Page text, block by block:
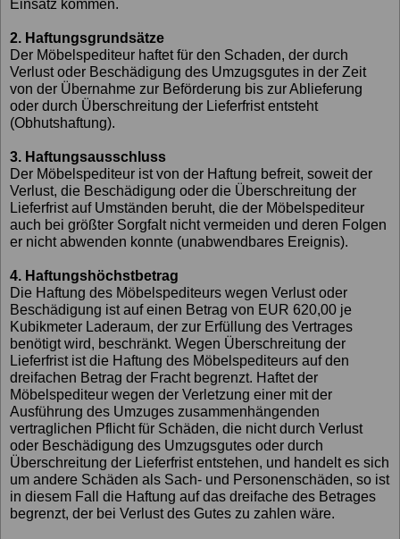
Einsatz kommen.
2. Haftungsgrundsätze
Der Möbelspediteur haftet für den Schaden, der durch
Verlust oder Beschädigung des Umzugsgutes in der Zeit
von der Übernahme zur Beförderung bis zur Ablieferung
oder durch Überschreitung der Lieferfrist entsteht
(Obhutshaftung).
3. Haftungsausschluss
Der Möbelspediteur ist von der Haftung befreit, soweit der
Verlust, die Beschädigung oder die Überschreitung der
Lieferfrist auf Umständen beruht, die der Möbelspediteur
auch bei größter Sorgfalt nicht vermeiden und deren Folgen
er nicht abwenden konnte (unabwendbares Ereignis).
4. Haftungshöchstbetrag
Die Haftung des Möbelspediteurs wegen Verlust oder
Beschädigung ist auf einen Betrag von EUR 620,00 je
Kubikmeter Laderaum, der zur Erfüllung des Vertrages
benötigt wird, beschränkt. Wegen Überschreitung der
Lieferfrist ist die Haftung des Möbelspediteurs auf den
dreifachen Betrag der Fracht begrenzt. Haftet der
Möbelspediteur wegen der Verletzung einer mit der
Ausführung des Umzuges zusammenhängenden
vertraglichen Pflicht für Schäden, die nicht durch Verlust
oder Beschädigung des Umzugsgutes oder durch
Überschreitung der Lieferfrist entstehen, und handelt es sich
um andere Schäden als Sach- und Personenschäden, so ist
in diesem Fall die Haftung auf das dreifache des Betrages
begrenzt, der bei Verlust des Gutes zu zahlen wäre.